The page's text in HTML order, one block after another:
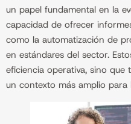
un papel fundamental en la
capacidad de ofrecer
como la automatización de
en estándares del sector.
eficiencia operativa, sino que
un contexto más amplio